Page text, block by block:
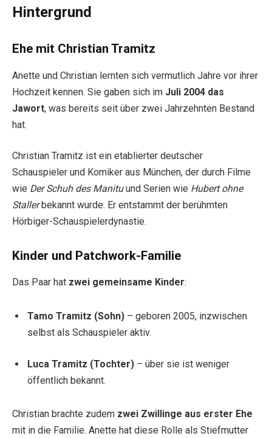
Hintergrund
Ehe mit Christian Tramitz
Anette und Christian lernten sich vermutlich Jahre vor ihrer
Hochzeit kennen. Sie gaben sich im Juli 2004 das
Jawort, was bereits seit über zwei Jahrzehnten Bestand
hat.
Christian Tramitz ist ein etablierter deutscher
Schauspieler und Komiker aus München, der durch Filme
wie Der Schuh des Manituund Serien wie Hubert ohne
Stallerbekannt wurde. Er entstammt der berühmten
Hörbiger-Schauspielerdynastie.
Kinder und Patchwork-Familie
Das Paar hat zwei gemeinsame Kinder:
Tamo Tramitz (Sohn) – geboren 2005, inzwischen
selbst als Schauspieler aktiv.
Luca Tramitz (Tochter) – über sie ist weniger
öffentlich bekannt.
Christian brachte zudem zwei Zwillinge aus erster Ehe
mit in die Familie. Anette hat diese Rolle als Stiefmutter